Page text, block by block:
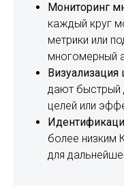
Мониторинг
каждый круг
метрики или
многомерный
дают быстрый
целей или
более низким
для